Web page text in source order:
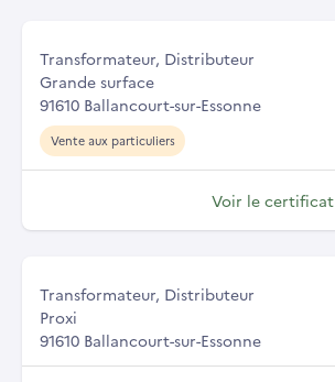
Transformateur, Distributeur
Grande surface
91610 Ballancourt-sur-Essonne
Vente aux particuliers
Voir le certificat
Transformateur, Distributeur
Proxi
91610 Ballancourt-sur-Essonne